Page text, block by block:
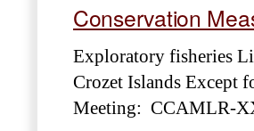
Conservation
Exploratory fisheries
Crozet Islands Except
Meeting: CCAMLR-